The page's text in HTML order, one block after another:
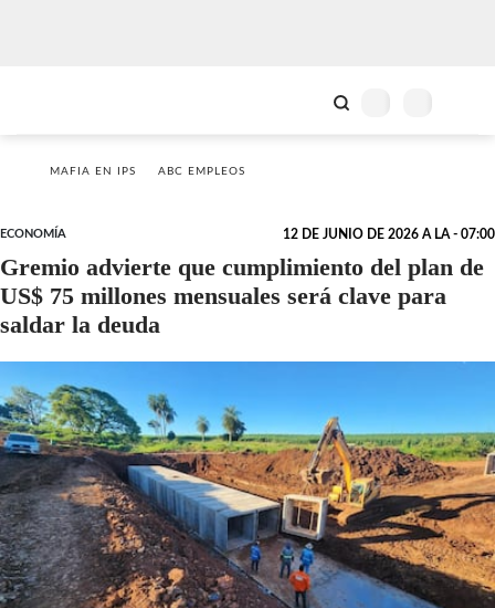
MAFIA EN IPS ABC EMPLEOS
ECONOMÍA 12 DE JUNIO DE 2026 A LA - 07:00
Gremio advierte que cumplimiento del plan de
US$ 75 millones mensuales será clave para
saldar la deuda